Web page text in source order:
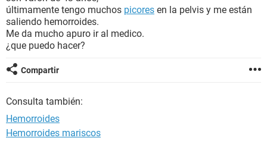
SEXUALIDAD
GLOSARIO
últimamente tengo muchos picores en la pelvis y me están
saliendo hemorroides.
Me da mucho apuro ir al medico.
¿que puedo hacer?
Compartir
Consulta también:
Hemorroides
Hemorroides mariscos